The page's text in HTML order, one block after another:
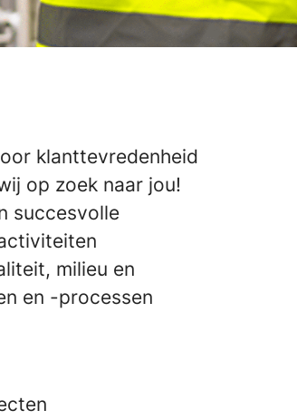
klanttevredenheid
op zoek naar jou!
succesvolle
milieu en
en -processen